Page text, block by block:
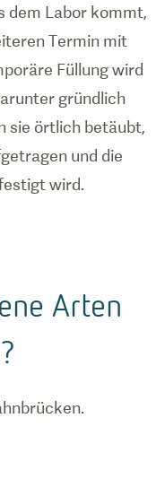
dem Labor kommt,
Termin mit
Füllung wird
gründlich
sie örtlich betäubt,
und die
wird.
Arten